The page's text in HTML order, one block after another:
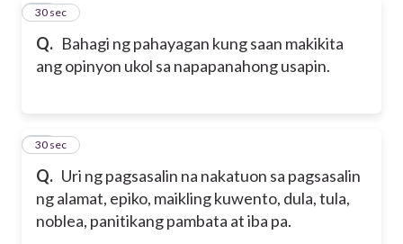
Q. Bahagi ng pahayagan kung saan makikita
ang opinyon ukol sa napapanahong usapin.
53
30 sec
Q. Uri ng pagsasalin na nakatuon sa pagsasalin
ng alamat, epiko, maikling kuwento, dula, tula,
noblea, panitikang pambata at iba pa.
54
30 sec